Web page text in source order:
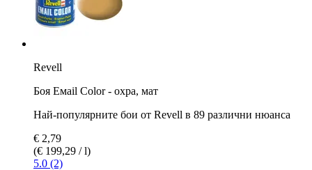
Revell
Боя Емаil Color - охра, мат
Най-популярните бои от Revell в 89 различни нюанса
€ 2,79
(€ 199,29 / l)
5.0 (2)